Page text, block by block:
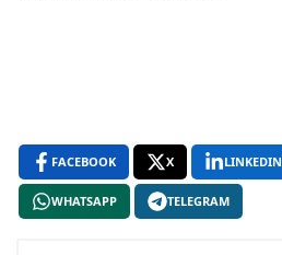
FACEBOOK X LINKEDIN
WHATSAPP TELEGRAM